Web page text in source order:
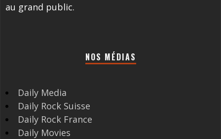
au grand public.
NOS MÉDIAS
Daily Media
Daily Rock Suisse
Daily Rock France
Daily Movies